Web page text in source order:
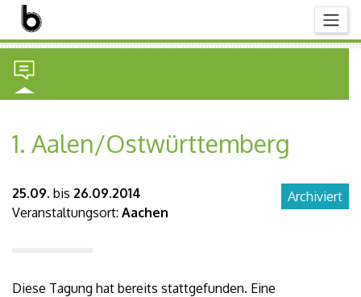
1. Aalen/Ostwürttemberg
Archiviert
25.09. bis 26.09.2014
Veranstaltungsort: Aachen
Diese Tagung hat bereits stattgefunden. Eine